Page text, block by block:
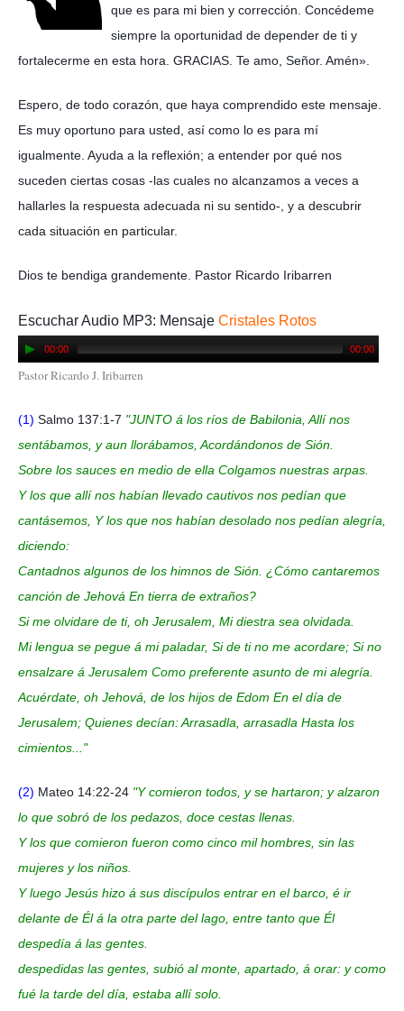
que es para mi bien y corrección. Concédeme
siempre la oportunidad de depender de ti y
fortalecerme en esta hora. GRACIAS. Te amo, Señor. Amén».
Espero, de todo corazón, que haya comprendido este mensaje.
Es muy oportuno para usted, así como lo es para mí
igualmente. Ayuda a la reflexión; a entender por qué nos
suceden ciertas cosas -las cuales no alcanzamos a veces a
hallarles la respuesta adecuada ni su sentido-, y a descubrir
cada situación en particular.
Dios te bendiga grandemente. Pastor Ricardo Iribarren
Escuchar Audio MP3: Mensaje Cristales Rotos
00:00 00:00
Pastor Ricardo J. Iribarren
(1) Salmo 137:1-7 "JUNTO á los ríos de Babilonia, Allí nos
sentábamos, y aun llorábamos, Acordándonos de Sión.
Sobre los sauces en medio de ella Colgamos nuestras arpas.
Y los que allí nos habían llevado cautivos nos pedían que
cantásemos, Y los que nos habían desolado nos pedían alegría,
diciendo:
Cantadnos algunos de los himnos de Sión. ¿Cómo cantaremos
canción de Jehová En tierra de extraños?
Si me olvidare de ti, oh Jerusalem, Mi diestra sea olvidada.
Mi lengua se pegue á mi paladar, Si de ti no me acordare; Si no
ensalzare á Jerusalem Como preferente asunto de mi alegría.
Acuérdate, oh Jehová, de los hijos de Edom En el día de
Jerusalem; Quienes decían: Arrasadla, arrasadla Hasta los
cimientos..."
(2) Mateo 14:22-24 "Y comieron todos, y se hartaron; y alzaron
lo que sobró de los pedazos, doce cestas llenas.
Y los que comieron fueron como cinco mil hombres, sin las
mujeres y los niños.
Y luego Jesús hizo á sus discípulos entrar en el barco, é ir
delante de Él á la otra parte del lago, entre tanto que Él
despedía á las gentes.
despedidas las gentes, subió al monte, apartado, á orar: y como
fué la tarde del día, estaba allí solo.